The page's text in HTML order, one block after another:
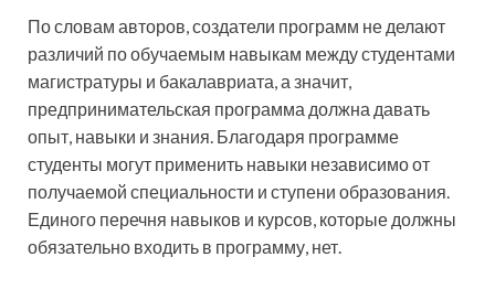
По словам авторов, создатели программ не делают
различий по обучаемым навыкам между студентами
магистратуры и бакалавриата, а значит,
предпринимательская программа должна давать
опыт, навыки и знания. Благодаря программе
студенты могут применить навыки независимо от
получаемой специальности и ступени образования.
Единого перечня навыков и курсов, которые должны
обязательно входить в программу, нет.